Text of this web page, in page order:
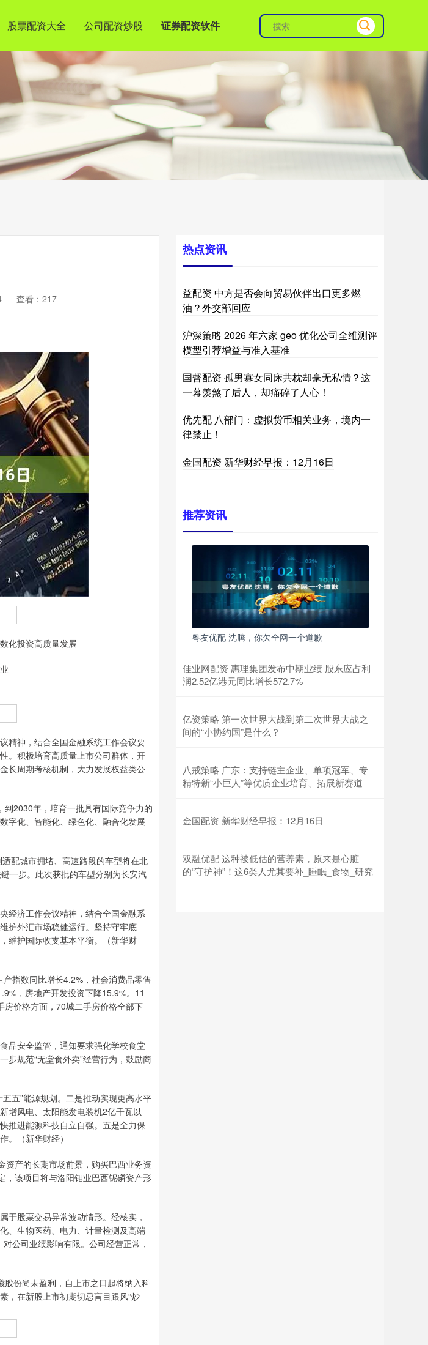
股票配资大全 公司配资炒股 证券配资软件
查看：217
化投资高质量发展
精神，结合全国金融系统工作会议要
。积极培育高质量上市公司群体，开
长周期考核机制，大力发展权益类公
2030年，培育一批具有国际竞争力的
字化、智能化、绿色化、融合化发展
配城市拥堵、高速路段的车型将在北
一步。此次获批的车型分别为长安汽
经济工作会议精神，结合全国金融系
护外汇市场稳健运行。坚持守牢底
维护国际收支基本平衡。（新华财
指数同比增长4.2%，社会消费品零售
，房地产开发投资下降15.9%。11
价格方面，70城二手房价格全部下
品安全监管，通知要求强化学校食堂
步规范“无堂食外卖”经营行为，鼓励商
五”能源规划。二是推动实现更高水平
增风电、太阳能发电装机2亿千瓦以
推进能源科技自立自强。五是全力保
。（新华财经）
产的长期市场前景，购买巴西业务资
，该项目将与洛阳钼业巴西铌磷资产形
股票交易异常波动情形。经核实，
、生物医药、电力、计量检测及高端
公司业绩影响有限。公司经营正常，
份尚未盈利，自上市之日起将纳入科
，在新股上市初期切忌盲目跟风“炒
热点资讯
益配资 中方是否会向贸易伙伴出口更多燃
油？外交部回应
沪深策略 2026 年六家 geo 优化公司全维测评
模型引荐增益与准入基准
国督配资 孤男寡女同床共枕却毫无私情？这
一幕羡煞了后人，却痛碎了人心！
优先配 八部门：虚拟货币相关业务，境内一
律禁止！
金国配资 新华财经早报：12月16日
推荐资讯
粤友优配 沈腾，你欠全网一个道歉
佳业网配资 惠理集团发布中期业绩 股东应占利
润2.52亿港元同比增长572.7%
亿资策略 第一次世界大战到第二次世界大战之
间的“小协约国”是什么？
八戒策略 广东：支持链主企业、单项冠军、专
精特新“小巨人”等优质企业培育、拓展新赛道
金国配资 新华财经早报：12月16日
双融优配 这种被低估的营养素，原来是心脏
的“守护神”！这6类人尤其要补_睡眠_食物_研究